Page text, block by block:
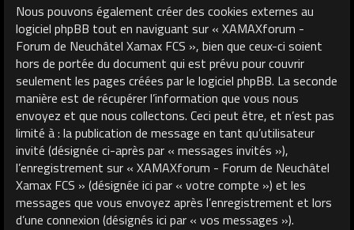
Nous pouvons également créer des cookies externes au
logiciel phpBB tout en naviguant sur « XAMAXforum -
Forum de Neuchâtel Xamax FCS », bien que ceux-ci soient
hors de portée du document qui est prévu pour couvrir
seulement les pages créées par le logiciel phpBB. La seconde
manière est de récupérer l’information que vous nous
envoyez et que nous collectons. Ceci peut être, et n’est pas
limité à : la publication de message en tant qu’utilisateur
invité (désignée ci-après par « messages invités »),
l’enregistrement sur « XAMAXforum - Forum de Neuchâtel
Xamax FCS » (désignée ici par « votre compte ») et les
messages que vous envoyez après l’enregistrement et lors
d’une connexion (désignés ici par « vos messages »).